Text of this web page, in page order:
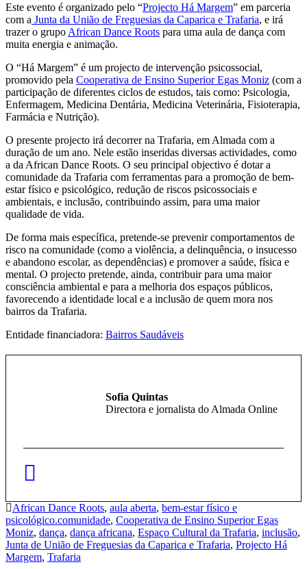
Este evento é organizado pelo “Projecto Há Margem” em parceria
com a Junta da União de Freguesias da Caparica e Trafaria, e irá
trazer o grupo African Dance Roots para uma aula de dança com
muita energia e animação.
O “Há Margem” é um projecto de intervenção psicossocial,
promovido pela Cooperativa de Ensino Superior Egas Moniz (com a
participação de diferentes ciclos de estudos, tais como: Psicologia,
Enfermagem, Medicina Dentária, Medicina Veterinária, Fisioterapia,
Farmácia e Nutrição).
O presente projecto irá decorrer na Trafaria, em Almada com a
duração de um ano. Nele estão inseridas diversas actividades, como
a da African Dance Roots. O seu principal objectivo é dotar a
comunidade da Trafaria com ferramentas para a promoção de bem-
estar físico e psicológico, redução de riscos psicossociais e
ambientais, e inclusão, contribuindo assim, para uma maior
qualidade de vida.
De forma mais específica, pretende-se prevenir comportamentos de
risco na comunidade (como a violência, a delinquência, o insucesso
e abandono escolar, as dependências) e promover a saúde, física e
mental. O projecto pretende, ainda, contribuir para uma maior
consciência ambiental e para a melhoria dos espaços públicos,
favorecendo a identidade local e a inclusão de quem mora nos
bairros da Trafaria.
Entidade financiadora: Bairros Saudáveis
Sofia Quintas
Directora e jornalista do Almada Online
African Dance Roots, aula aberta, bem-estar físico e
psicológico.comunidade, Cooperativa de Ensino Superior Egas
Moniz, dança, dança africana, Espaço Cultural da Trafaria, inclusão,
Junta de União de Freguesias da Caparica e Trafaria, Projecto Há
Margem, Trafaria